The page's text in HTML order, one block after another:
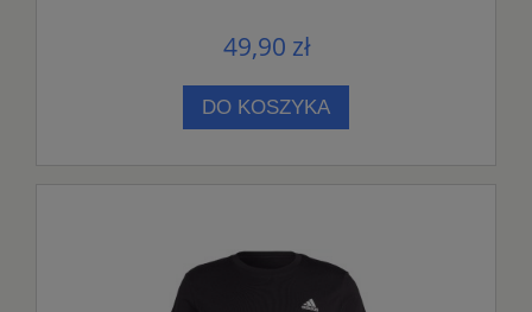
49,90 zł
DO KOSZYKA